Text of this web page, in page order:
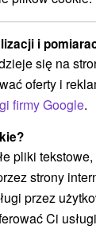
Atrakcje z
(2) Muzea i
(3)
dziecięce(1)
i chodniki(3)
(4)
i
się na
oferty i
firmy Google.
pliki
strony
przez
Ci